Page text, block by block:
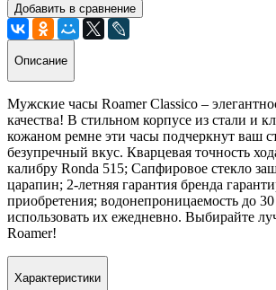
Добавить в сравнение
Описание
Мужские часы Roamer Classico –
качества! В стильном корпусе из стали и
кожаном ремне эти часы подчеркнут ваш
безупречный вкус. Кварцевая точность
калибру Ronda 515; Сапфировое стекло
царапин; 2-летняя гарантия бренда
приобретения; водонепроницаемость до
использовать их ежедневно. Выбирайте
Roamer!
Характеристики